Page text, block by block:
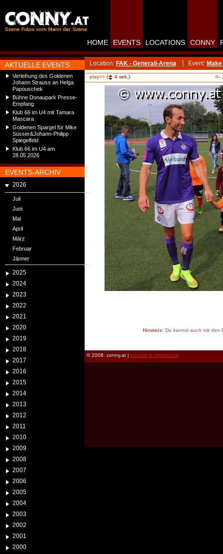
AKTUELLE EVENTS
Verleihung des Goldenen
Johann Strauss an Helga
Papouschek
Bühne Donaupark Presse-
Empfang
Klub 66 im U4 mit Tamara
Mascara
Goldenen Spargel für Mike
Süsser&Johann-Philipp
Spiegelfeld
Klub 66 im U4 am
28.05.2026
EVENTS-ARCHIV
2026
Juli
Juni
Mai
April
März
Februar
Jänner
2025
2024
2023
2022
2021
2020
2019
2018
2017
2016
2015
2014
2013
2012
2011
2010
2009
2008
2007
2006
2005
2004
2003
2002
2001
2000
HOME EVENTS LOCATIONS CONNY
Location: FAK - Generali-Arena Event:
play>> ( 4 sek.) <-
Hinweis:Du kannst auch mit den
© 2008: conny.at | kontakt & impressum